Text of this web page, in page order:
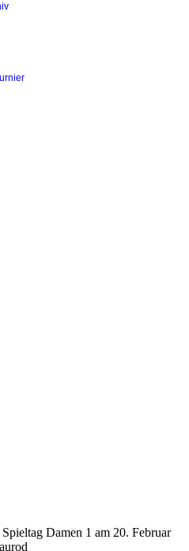
Damen 1 am 20. Februar